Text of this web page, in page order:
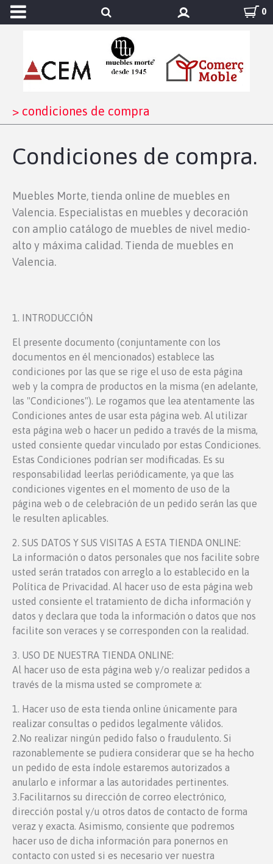
0
> condiciones de compra
Condiciones de compra.
Muebles Morte, tienda online de muebles en
Valencia. Especialistas en muebles y decoración
con amplio catálogo de muebles de nivel medio-
alto y máxima calidad. Tienda de muebles en
Valencia.
1. INTRODUCCIÓN
El presente documento (conjuntamente con los
documentos en él mencionados) establece las
condiciones por las que se rige el uso de esta página
web y la compra de productos en la misma (en adelante,
las "Condiciones"). Le rogamos que lea atentamente las
Condiciones antes de usar esta página web. Al utilizar
esta página web o hacer un pedido a través de la misma,
usted consiente quedar vinculado por estas Condiciones.
Estas Condiciones podrían ser modificadas. Es su
responsabilidad leerlas periódicamente, ya que las
condiciones vigentes en el momento de uso de la
página web o de celebración de un pedido serán las que
le resulten aplicables.
2. SUS DATOS Y SUS VISITAS A ESTA TIENDA ONLINE:
La información o datos personales que nos facilite sobre
usted serán tratados con arreglo a lo establecido en la
Política de Privacidad. Al hacer uso de esta página web
usted consiente el tratamiento de dicha información y
datos y declara que toda la información o datos que nos
facilite son veraces y se corresponden con la realidad.
3. USO DE NUESTRA TIENDA ONLINE:
Al hacer uso de esta página web y/o realizar pedidos a
través de la misma usted se compromete a:
1. Hacer uso de esta tienda online únicamente para
realizar consultas o pedidos legalmente válidos.
2.No realizar ningún pedido falso o fraudulento. Si
razonablemente se pudiera considerar que se ha hecho
un pedido de esta índole estaremos autorizados a
anularlo e informar a las autoridades pertinentes.
3.Facilitarnos su dirección de correo electrónico,
dirección postal y/u otros datos de contacto de forma
veraz y exacta. Asimismo, consiente que podremos
hacer uso de dicha información para ponernos en
contacto con usted si es necesario ver nuestra